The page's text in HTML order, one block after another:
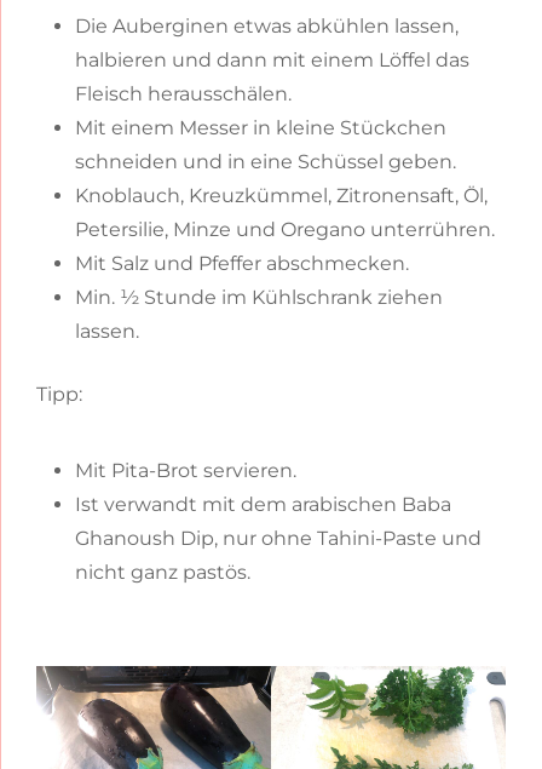
Die Auberginen etwas abkühlen lassen,
halbieren und dann mit einem Löffel das
Fleisch herausschälen.
Mit einem Messer in kleine Stückchen
schneiden und in eine Schüssel geben.
Knoblauch, Kreuzkümmel, Zitronensaft, Öl,
Petersilie, Minze und Oregano unterrühren.
Mit Salz und Pfeffer abschmecken.
Min. ½ Stunde im Kühlschrank ziehen
lassen.
Tipp:
Mit Pita-Brot servieren.
Ist verwandt mit dem arabischen Baba
Ghanoush Dip, nur ohne Tahini-Paste und
nicht ganz pastös.